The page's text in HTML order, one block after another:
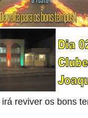
reviver os bons